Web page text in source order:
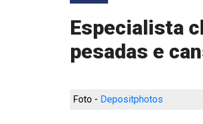
Especialista
pesadas e
Foto - Depositphotos